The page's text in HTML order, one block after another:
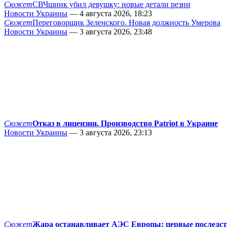
СюжетСВЧшник убил девушку: новые детали резни
Новости Украины — 4 августа 2026, 18:23
СюжетПереговорщик Зеленского. Новая должность Умерова
Новости Украины — 3 августа 2026, 23:48
СюжетОтказ в лицензии. Производство Patriot в Украине
Новости Украины — 3 августа 2026, 23:13
СюжетЖара останавливает АЭС Европы: первые